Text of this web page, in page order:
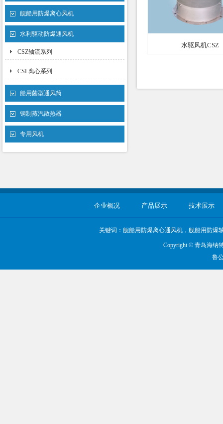
舰船用防爆离心风机
水利驱动防爆通风机
CSZ轴流系列
CSL离心系列
船用菌型通风筒
钢制蒸汽散热器
专用风机
水驱风机CSZ
企业概况 产品展示 技术展示
关键词：舰船用防爆离心通风机，舰船用防爆
Copyright © 青岛海
鲁